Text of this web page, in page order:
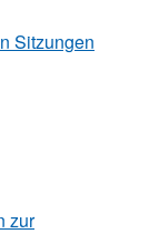
Sitzungen
zur